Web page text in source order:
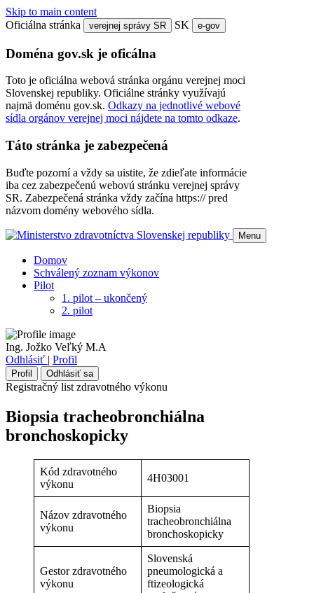
Skip to main content
Oficiálna stránka
verejnej správy SR SK e-gov
Doména gov.sk je oficálna
Toto je oficiálna webová stránka orgánu verejnej moci
Slovenskej republiky. Oficiálne stránky využívajú
najmä doménu gov.sk. Odkazy na jednotlivé webové
sídla orgánov verejnej moci nájdete na tomto odkaze.
Táto stránka je zabezpečená
Buďte pozorní a vždy sa uistite, že zdieľate informácie
iba cez zabezpečenú webovú stránku verejnej správy
SR. Zabezpečená stránka vždy začína https:// pred
názvom domény webového sídla.
Menu
Domov
Schválený zoznam výkonov
Pilot
1. pilot – ukončený
2. pilot
Ing. Jožko Veľký M.A
Odhlásiť | Profil
Profil Odhlásiť sa
Registračný list zdravotného výkonu
Biopsia tracheobronchiálna
bronchoskopicky
Kód zdravotného
výkonu
4H03001
Názov zdravotného
výkonu
Biopsia
tracheobronchiálna
bronchoskopicky
Gestor zdravotného
výkonu
Slovenská
pneumologická a
ftizeologická